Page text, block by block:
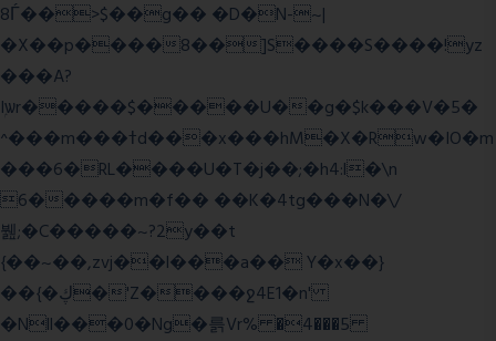
8Ѓ��>$��g�� �D�N-~|
�X��p����8��]S����S����!yz
���A?
Iۭѡr�����$�����U��g�$k���V�5�
^���m���ߙd���x���hM�X�Rw�IO�m
���6�RL����U�T�j��;�h4:l�\n
6�����m�f�� ��K�4tg���N�\/
뷆;�C�����~?2y��t
{��~��,zvj��l���a�� Y�x��}
��{�ڮ�'Z����ջ4E1�n'
�Nll���0�Ng�륽Vr% �4���5